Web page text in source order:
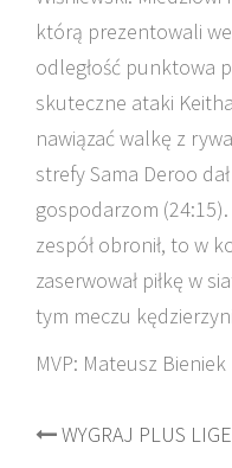
którą prezentowali
odległość punktowa
skuteczne ataki
nawiązać walkę z
strefy Sama Deroo
gospodarzom
zespół obronił, to w
zaserwował piłkę w
tym meczu
MVP: Mateusz Bieniek
Post
WYGRAJ PLUS LIGE